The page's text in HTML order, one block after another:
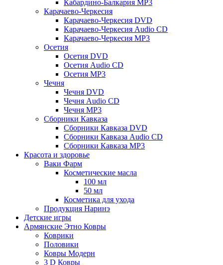
Кабардино-Балкария MP3
Карачаево-Черкесия
Карачаево-Черкесия DVD
Карачаево-Черкесия Audio CD
Карачаево-Черкесия MP3
Осетия
Осетия DVD
Осетия Audio CD
Осетия MP3
Чечня
Чечня DVD
Чечня Audio CD
Чечня MP3
Сборники Кавказа
Сборники Кавказа DVD
Сборники Кавказа Audio CD
Сборники Кавказа MP3
Красота и здоровье
Ваки Фарм
Косметические масла
100 мл
50 мл
Косметика для ухода
Продукция Наринэ
Детские игры
Армянские Этно Ковры
Коврики
Половики
Ковры Модерн
3 D Ковры